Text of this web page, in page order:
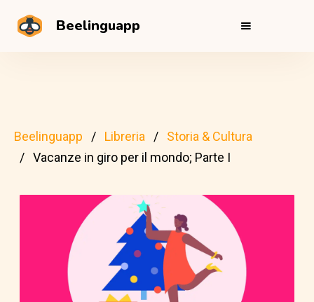
Beelinguapp
Beelinguapp Libreria
Storia & Cultura
Vacanze in giro per il mondo; Parte I